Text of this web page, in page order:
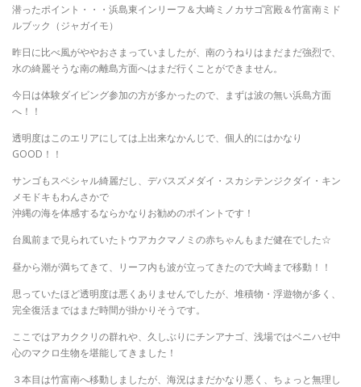
潜ったポイント・・・浜島東インリーフ＆大崎ミノカサゴ宮殿＆竹富南ミド
ルブック（ジャガイモ）
昨日に比べ風がややおさまっていましたが、南のうねりはまだまだ強烈で、
水の綺麗そうな南の離島方面へはまだ行くことができません。
今日は体験ダイビング参加の方が多かったので、まずは波の無い浜島方面
へ！！
透明度はこのエリアにしては上出来なかんじで、個人的にはかなり
GOOD！！
サンゴもスペシャル綺麗だし、デバスズメダイ・スカシテンジクダイ・キン
メモドキもわんさかで
沖縄の海を体感するならかなりお勧めのポイントです！
台風前まで見られていたトウアカクマノミの赤ちゃんもまだ健在でした☆
昼から潮が満ちてきて、リーフ内も波が立ってきたので大崎まで移動！！
思っていたほど透明度は悪くありませんでしたが、堆積物・浮遊物が多く、
完全復活まではまだ時間が掛かりそうです。
ここではアカククリの群れや、久しぶりにチンアナゴ、浅場ではベニハゼ中
心のマクロ生物を堪能してきました！
３本目は竹富南へ移動しましたが、海況はまだかなり悪く、ちょっと無理し